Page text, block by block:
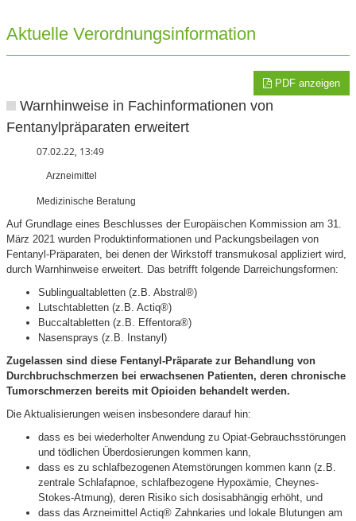
Aktuelle Verordnungsinformation
PDF anzeigen
Warnhinweise in Fachinformationen von
Fentanylpräparaten erweitert
07.02.22, 13:49
Arzneimittel
Medizinische Beratung
Auf Grundlage eines Beschlusses der Europäischen Kommission am 31.
März 2021 wurden Produktinformationen und Packungsbeilagen von
Fentanyl-Präparaten, bei denen der Wirkstoff transmukosal appliziert wird,
durch Warnhinweise erweitert. Das betrifft folgende Darreichungsformen:
Sublingualtabletten (z.B. Abstral®)
Lutschtabletten (z.B. Actiq®)
Buccaltabletten (z.B. Effentora®)
Nasensprays (z.B. Instanyl)
Zugelassen sind diese Fentanyl-Präparate zur Behandlung von
Durchbruchschmerzen bei erwachsenen Patienten, deren chronische
Tumorschmerzen bereits mit Opioiden behandelt werden.
Die Aktualisierungen weisen insbesondere darauf hin:
dass es bei wiederholter Anwendung zu Opiat-Gebrauchsstörungen
und tödlichen Überdosierungen kommen kann,
dass es zu schlafbezogenen Atemstörungen kommen kann (z.B.
zentrale Schlafapnoe, schlafbezogene Hypoxämie, Cheynes-
Stokes-Atmung), deren Risiko sich dosisabhängig erhöht, und
dass das Arzneimittel Actiq® Zahnkaries und lokale Blutungen am